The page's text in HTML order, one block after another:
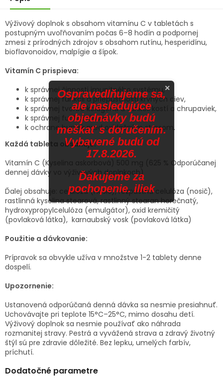
Výživový doplnok s obsahom vitamínu C v tabletách s
postupným uvoľňovaním počas 6–8 hodín a podpornej
zmesi z prírodných zdrojov s obsahom rutínu, hesperidínu,
bioflavonoidov, malpígie a šípok.
Vitamín C prispieva:
k správnej činnosti imunitného systému,
k správnej funkcii a priepustnosti krvných ciev,
k správnej tvorbe kolagénu a funkcii kostí a chrupaviek,
k správnej funkcii ďasien,
k ochrane buniek pred oxidačným stresom.
Každá tableta obsahuje:
Vitamín C (Kyselina askorbová) 500 mg
(625 % Odporúčanej
dennej dávky vo výživových doplnkoch)
Ďalej obsahuje: celulóza (nosič), rozpustná celulóza (nosič),
rastlinná kyselina stearová, rastlinný stearan horečnatý,
hydroxypropylcelulóza (emulgátor), oxid kremičitý
(povlaková látka), karnaubský vosk (povlaková látka)
Použitie a dávkovanie:
Prípravok sa obvykle užíva v množstve 1-2 tablety denne
dospelí.
Upozornenie:
Ustanovená odporúčaná denná dávka sa nesmie presiahnuť.
Uchovávajte pri teplote 15°C–25°C, mimo dosahu detí.
Výživový doplnok sa nesmie používať ako náhrada
rozmanitej stravy. Pestrá a vyvážená strava a zdravý životný
štýl sú pre zdravie dôležité. Bez lepku, umelých farbív,
príchutí.
Dodatočné parametre
×
Ospravedlňujeme sa,
ale nasledujúce
objednávky budú
meškať s doručením.
Vybavené budú od
17.8.2026.
Ďakujeme za
pochopenie. iliek